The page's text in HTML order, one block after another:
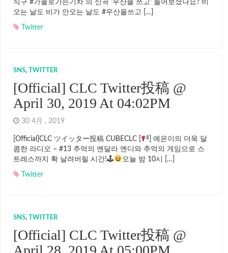
식구 #가을로가는기차 의 신곡 '우산을 쓰고' 들어보셨나요? 비
오는 날도 비가 안오는 날도 #우산을쓰고 […]
Twitter
SNS, TWITTER
[Official] CLC Twitter投稿 @
April 30, 2019 At 04:02PM
30 4月 , 2019
[Official]CLC ツイッター投稿 CUBECLC [
] 예은이의 더욱 달
콤한 라디오 – #13 추억의 옌달라 옌디와 추억의 게임으로 스
트레스까지 확 날려버릴 시간!🕹
오늘 밤 10시 […]
Twitter
SNS, TWITTER
[Official] CLC Twitter投稿 @